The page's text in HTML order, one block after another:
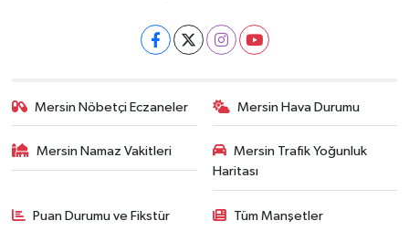
Mersin Nöbetçi Eczaneler Mersin Hava Durumu
Mersin Namaz Vakitleri
Mersin Trafik Yoğunluk
Haritası
Puan Durumu ve Fikstür Tüm Manşetler